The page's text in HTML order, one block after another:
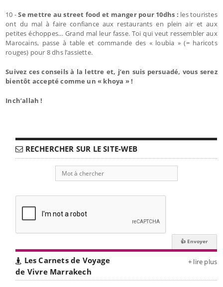
10 -Se mettre au street food et manger pour 10dhs : les touristes
ont du mal à faire confiance aux restaurants en plein air et aux
petites échoppes… Grand mal leur fasse. Toi qui veut ressembler aux
Marocains, passe à table et commande des « loubia » (= haricots
rouges) pour 8 dhs l’assiette.
Suivez ces conseils à la lettre et, j’en suis persuadé, vous serez
bientôt accepté comme un « khoya » !
Inch’allah !
RECHERCHER SUR LE SITE-WEB
Les Carnets de Voyage
de Vivre Marrakech
+ lire plus